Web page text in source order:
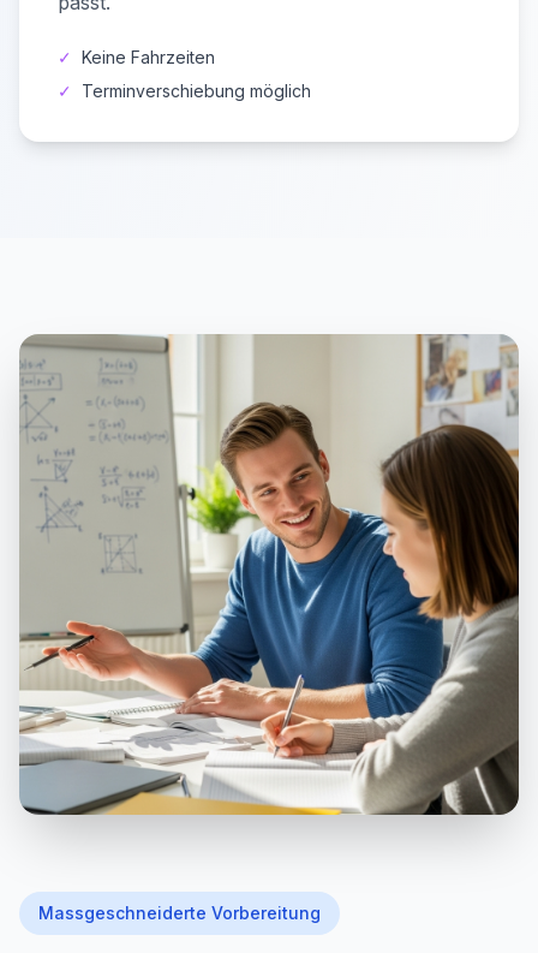
✓
Keine Fahrzeiten
✓
Terminverschiebung möglich
Massgeschneiderte Vorbereitung